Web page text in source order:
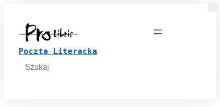
Poczta Literacka
Search
for: